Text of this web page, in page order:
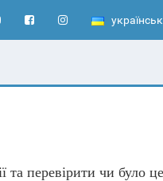
та перевірити чи було